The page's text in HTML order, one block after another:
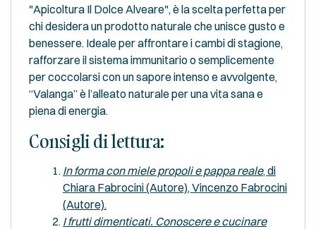
"Apicoltura Il Dolce Alveare", è la scelta perfetta per
chi desidera un prodotto naturale che unisce gusto e
benessere. Ideale per affrontare i cambi di stagione,
rafforzare il sistema immunitario o semplicemente
per coccolarsi con un sapore intenso e avvolgente,
“Valanga” è l’alleato naturale per una vita sana e
piena di energia.
Consigli di lettura:
In forma con miele propoli e pappa reale, di
Chiara Fabrocini (Autore), Vincenzo Fabrocini
(Autore).
I frutti dimenticati. Conoscere e cucinare